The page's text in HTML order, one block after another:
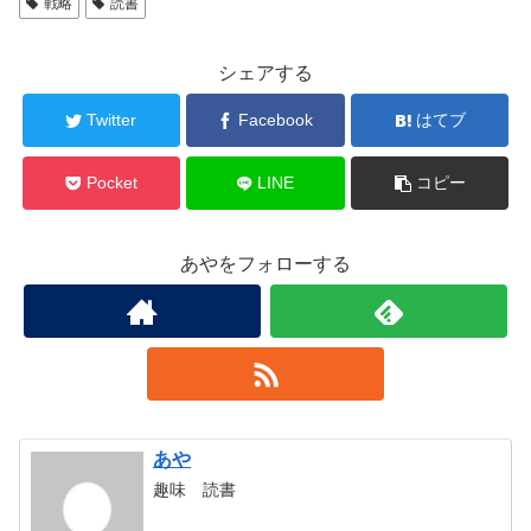
戦略
読書
シェアする
Twitter Facebook はてブ
Pocket LINE コピー
あやをフォローする
あや
趣味 読書